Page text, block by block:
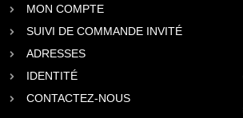
MON COMPTE
SUIVI DE COMMANDE INVITÉ
ADRESSES
IDENTITÉ
CONTACTEZ-NOUS